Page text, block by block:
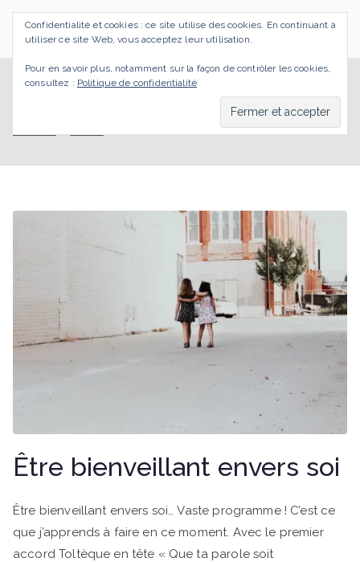
Aller
SI J'OSAIS
Bilan de Compétences Gestalt Rezé
Être bienveillant envers soi
Être bienveillant envers soi… Vaste programme ! C’est ce
que j’apprends à faire en ce moment. Avec le premier
accord Toltèque en tête « Que ta parole soit
Confidentialité et cookies : ce site utilise des cookies. En continuant à
utiliser ce site Web, vous acceptez leur utilisation.
Pour en savoir plus, notamment sur la façon de contrôler les cookies,
consultez : Politique de confidentialité